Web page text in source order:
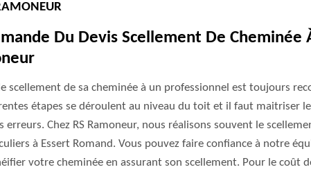
Du Devis Scellement De Cheminée
scellement de sa cheminée à un professionnel est toujours
étapes se déroulent au niveau du toit et il faut maitriser
erreurs. Chez RS Ramoneur, nous réalisons souvent le
à Essert Romand. Vous pouvez faire confiance à notre
votre cheminée en assurant son scellement. Pour le coût